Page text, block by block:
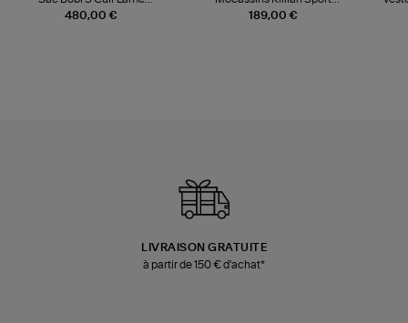
480,00 €
Champagne
189,00 €
Mousse
LIVRAISON GRATUITE
à partir de 150 € d'achat*